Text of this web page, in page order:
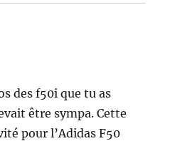
des f50i que tu as
être sympa. Cette
pour l’Adidas F50